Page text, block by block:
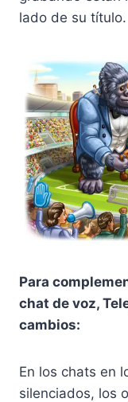
lado de su título.
Para
chat de voz,
cambios:
En los chats en
silenciados, los